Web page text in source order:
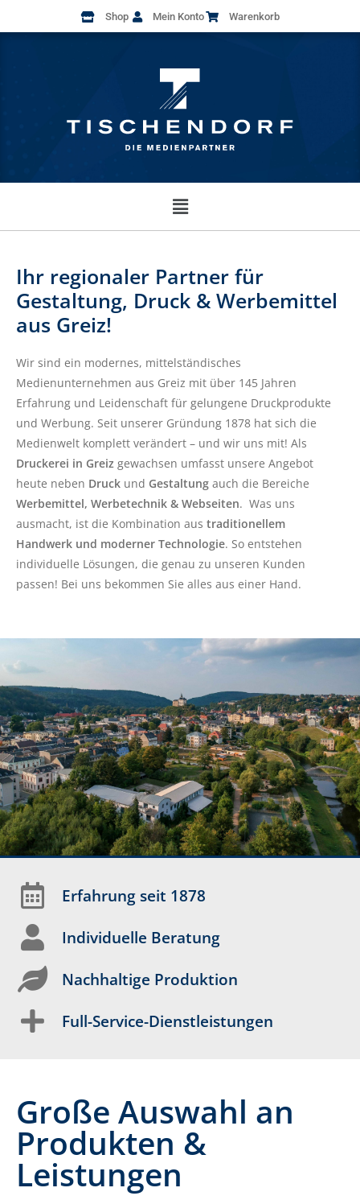
Shop Mein Konto Warenkorb
Ihr regionaler Partner für
Gestaltung, Druck & Werbemittel
aus Greiz!
Wir sind ein modernes, mittelständisches
Medienunternehmen aus Greiz mit über 145 Jahren
Erfahrung und Leidenschaft für gelungene Druckprodukte
und Werbung. Seit unserer Gründung 1878 hat sich die
Medienwelt komplett verändert – und wir uns mit! Als
Druckerei in Greiz gewachsen umfasst unsere Angebot
heute neben Druck und Gestaltung auch die Bereiche
Werbemittel, Werbetechnik & Webseiten. Was uns
ausmacht, ist die Kombination aus traditionellem
Handwerk und moderner Technologie. So entstehen
individuelle Lösungen, die genau zu unseren Kunden
passen! Bei uns bekommen Sie alles aus einer Hand.
Erfahrung seit 1878
Individuelle Beratung
Nachhaltige Produktion
Full-Service-Dienstleistungen
Große Auswahl an
Produkten &
Leistungen​